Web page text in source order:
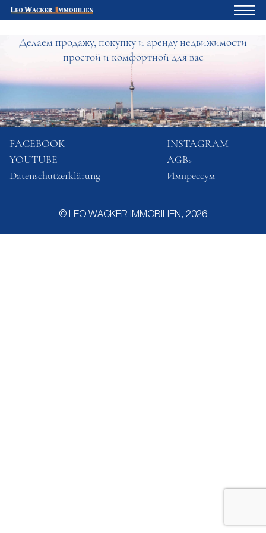
Главная
Владельцам
О нас
Девелопмент
Кредитный калькулятор
Контакты
Делаем продажу, покупку и аренду недвижимости
простой и комфортной для вас
© LEO WACKER IMMOBILIEN, 2026
FACEBOOK
INSTAGRAM
YOUTUBE
AGBs
Datenschutzerklärung
Импрессум